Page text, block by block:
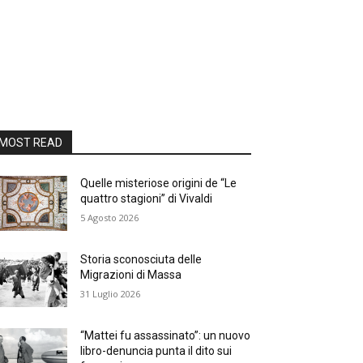
READ
Quelle misteriose origini de “Le
quattro stagioni” di Vivaldi
5 Agosto 2026
Storia sconosciuta delle
Migrazioni di Massa
31 Luglio 2026
“Mattei fu assassinato”: un nuovo
libro-denuncia punta il dito sui